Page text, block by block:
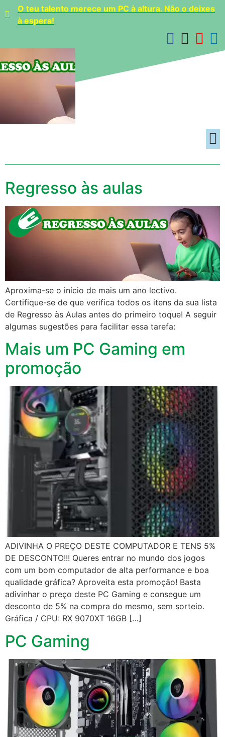
O teu talento merece um PC à altura. Não o deixes
à espera!
Regresso às aulas
Aproxima-se o início de mais um ano lectivo.
Certifique-se de que verifica todos os itens da sua lista
de Regresso às Aulas antes do primeiro toque! A seguir
algumas sugestões para facilitar essa tarefa:
Mais um PC Gaming em
promoção
ADIVINHA O PREÇO DESTE COMPUTADOR E TENS 5%
DE DESCONTO!!! Queres entrar no mundo dos jogos
com um bom computador de alta performance e boa
qualidade gráfica? Aproveita esta promoção! Basta
adivinhar o preço deste PC Gaming e consegue um
desconto de 5% na compra do mesmo, sem sorteio.
Gráfica / CPU: RX 9070XT 16GB […]
PC Gaming